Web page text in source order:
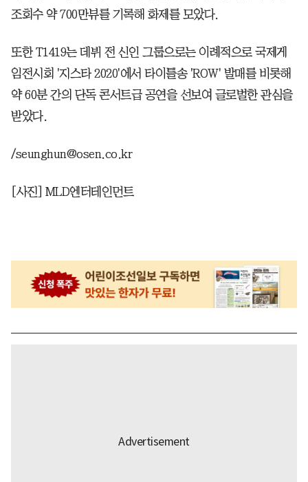
조회수 약 700만뷰를 기록해 화제를 모았다.
또한 T1419는 데뷔 전 신인 그룹으로는 이례적으로 국제게
임전시회 '지스타 2020'에서 타이틀송 'ROW' 발매를 비롯해
약 60분 간의 단독 콘서트급 공연을 선보여 글로벌한 관심을
받았다.
/seunghun@osen.co.kr
[사진] MLD엔터테인먼트